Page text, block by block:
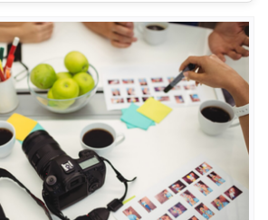
Quân sự - Quốc phòng
Vũ khí
Việt Nam
Phân tích